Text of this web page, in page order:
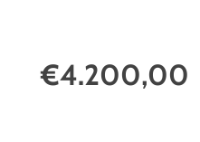
€4.200,00